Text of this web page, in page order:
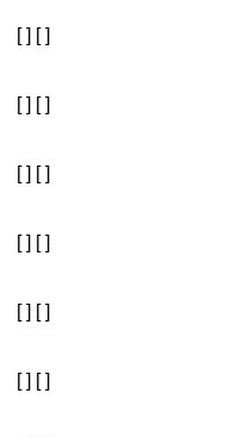
[ ] [ ]
[ ] [ ]
[ ] [ ]
[ ] [ ]
[ ] [ ]
[ ] [ ]